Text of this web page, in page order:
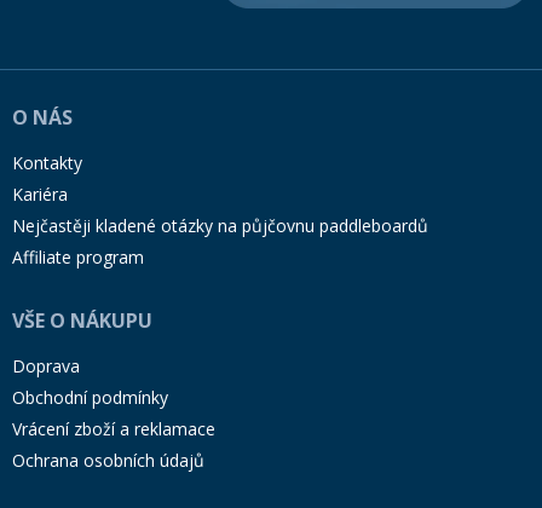
O NÁS
Kontakty
Kariéra
Nejčastěji kladené otázky na půjčovnu paddleboardů
Affiliate program
VŠE O NÁKUPU
Doprava
Obchodní podmínky
Vrácení zboží a reklamace
Ochrana osobních údajů